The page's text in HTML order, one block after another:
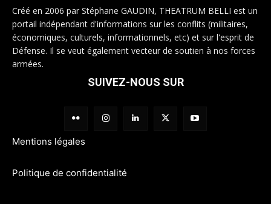
Créé en 2006 par Stéphane GAUDIN, THEATRUM BELLI est un
portail indépendant d'informations sur les conflits (militaires,
économiques, culturels, informationnels, etc) et sur l'esprit de
Défense. Il se veut également vecteur de soutien à nos forces
armées.
SUIVEZ-NOUS SUR
Mentions légales
Politique de confidentialité